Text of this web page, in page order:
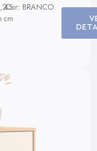
45
cm
Cor: BRANCO